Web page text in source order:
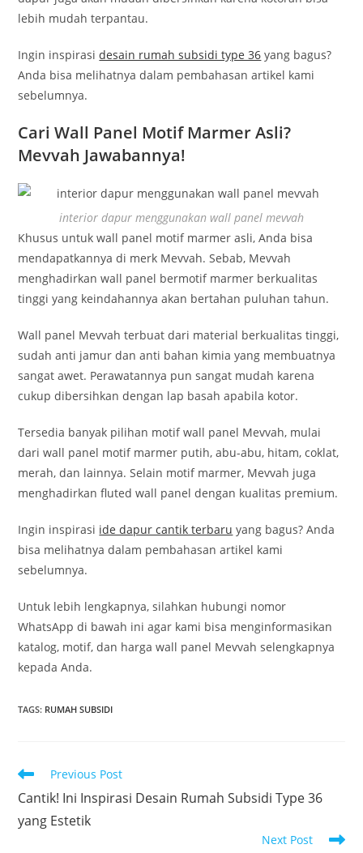
lebih mudah terpantau.
Ingin inspirasidesain rumah subsidi type 36 yang bagus?
Anda bisa melihatnya dalam pembahasan artikel kami
sebelumnya.
Cari Wall Panel Motif Marmer Asli?
Mevvah Jawabannya!
interior dapur menggunakan wall panel mevvah
Khusus untuk wall panel motif marmer asli, Anda bisa
mendapatkannya di merk Mevvah. Sebab, Mevvah
menghadirkan wall panel bermotif marmer berkualitas
tinggi yang keindahannya akan bertahan puluhan tahun.
Wall panel Mevvah terbuat dari material berkualitas tinggi,
sudah anti jamur dan anti bahan kimia yang membuatnya
sangat awet. Perawatannya pun sangat mudah karena
cukup dibersihkan dengan lap basah apabila kotor.
Tersedia banyak pilihan motif wall panel Mevvah, mulai
dari wall panel motif marmer putih, abu-abu, hitam, coklat,
merah, dan lainnya. Selain motif marmer, Mevvah juga
menghadirkan fluted wall panel dengan kualitas premium.
Ingin inspirasi ide dapur cantik terbaru yang bagus? Anda
bisa melihatnya dalam pembahasan artikel kami
sebelumnya.
Untuk lebih lengkapnya, silahkan hubungi nomor
WhatsApp di bawah ini agar kami bisa menginformasikan
katalog, motif, dan harga wall panel Mevvah selengkapnya
kepada Anda.
TAGS: RUMAH SUBSIDI
Read
articles
Previous Post
Cantik! Ini Inspirasi Desain Rumah Subsidi Type 36
yang Estetik
Next Post